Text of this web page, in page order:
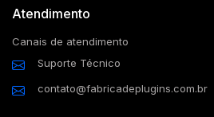
Atendimento
Canais de atendimento
Suporte Técnico
contato@fabricadeplugins.com.br